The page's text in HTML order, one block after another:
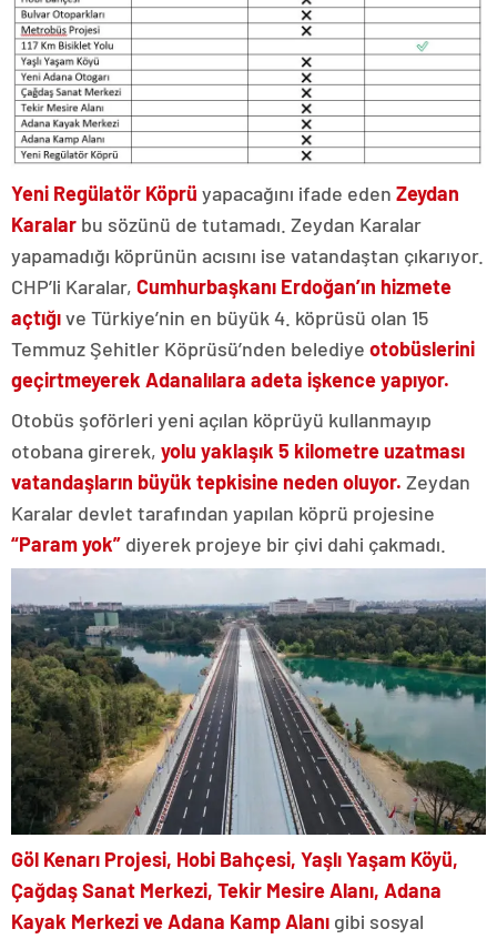
Yeni Regülatör Köprü yapacağını ifade eden Zeydan
Karalar bu sözünü de tutamadı. Zeydan Karalar
yapamadığı köprünün acısını ise vatandaştan çıkarıyor.
CHP’li Karalar, Cumhurbaşkanı Erdoğan’ın hizmete
açtığıve Türkiye’nin en büyük 4. köprüsü olan 15
Temmuz Şehitler Köprüsü’nden belediye otobüslerini
geçirtmeyerek Adanalılara adeta işkence yapıyor.
Otobüs şoförleri yeni açılan köprüyü kullanmayıp
otobana girerek, yolu yaklaşık 5 kilometre uzatması
vatandaşların büyük tepkisine neden oluyor. Zeydan
Karalar devlet tarafından yapılan köprü projesine
“Param yok” diyerek projeye bir çivi dahi çakmadı.
Göl Kenarı Projesi, Hobi Bahçesi, Yaşlı Yaşam Köyü,
Çağdaş Sanat Merkezi, Tekir Mesire Alanı, Adana
Kayak Merkezi ve Adana Kamp Alanı gibi sosyal